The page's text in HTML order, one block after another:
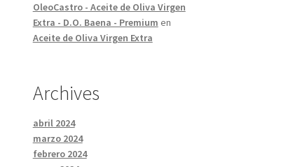
OleoCastro - Aceite de Oliva Virgen
Extra - D.O. Baena - Premium en
Aceite de Oliva Virgen Extra
Archives
abril 2024
marzo 2024
febrero 2024